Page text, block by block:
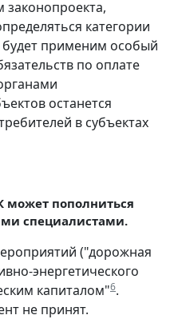
законопроекта,
категории
будет применим особый
по оплате
останется
в субъектах
пополниться
специалистами.
("дорожная
энергетического
капиталом"6.
не принят.